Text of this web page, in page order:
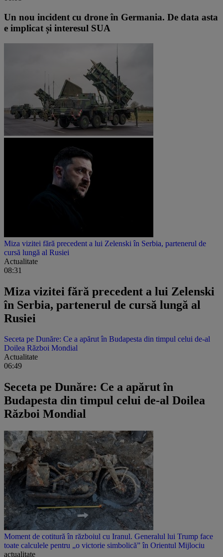
Un nou incident cu drone în Germania. De data asta
e implicat și interesul SUA
Miza vizitei fără precedent a lui Zelenski în Serbia, partenerul de
cursă lungă al Rusiei
Actualitate
08:31
Miza vizitei fără precedent a lui Zelenski
în Serbia, partenerul de cursă lungă al
Rusiei
Seceta pe Dunăre: Ce a apărut în Budapesta din timpul celui de-al
Doilea Război Mondial
Actualitate
06:49
Seceta pe Dunăre: Ce a apărut în
Budapesta din timpul celui de-al Doilea
Război Mondial
Moment de cotitură în războiul cu Iranul. Generalul lui Trump face
toate calculele pentru „o victorie simbolică” în Orientul Mijlociu
actualitate